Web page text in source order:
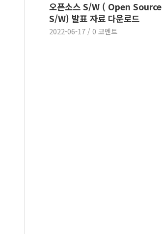
오픈소스 S/W ( Open Source
S/W) 발표 자료 다운로드
2022-06-17 / 0 코멘트